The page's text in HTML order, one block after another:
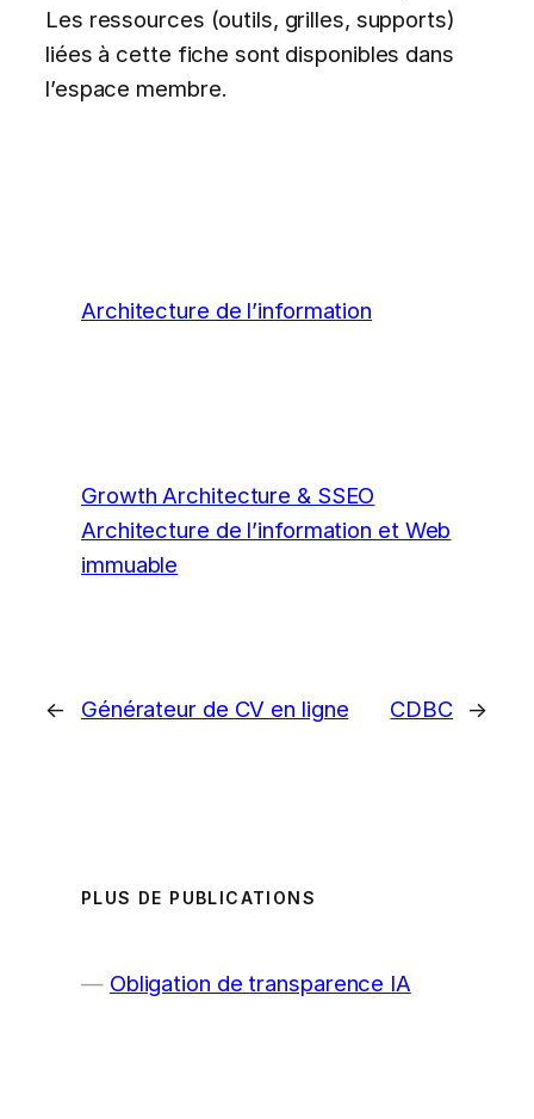
Les ressources (outils, grilles, supports)
liées à cette fiche sont disponibles dans
l’espace membre.
Architecture de l’information
Growth Architecture & SSEO
Architecture de l’information et Web
immuable
← Générateur de CV en ligne CDBC →
PLUS DE PUBLICATIONS
Obligation de transparence IA